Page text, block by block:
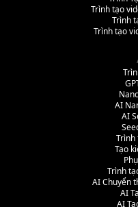
Trình tạo
Trình
Trình tạo
AI
AI
Trình
Tạo
Trình
AI Chuyển
AI
AI